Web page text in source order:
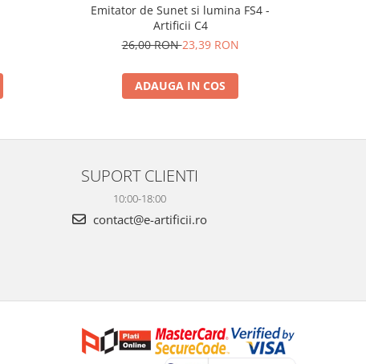
Emitator de Sunet si lumina FS4 -
Artificii C4
26,00 RON23,39 RON
ADAUGA IN COS
SUPORT CLIENTI
10:00-18:00
contact@e-artificii.ro